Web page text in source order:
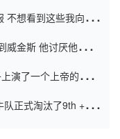
不想看到这些我向他
金斯 他讨厌他的老
演了一个上帝的剧
队正式淘汰了9th + 76